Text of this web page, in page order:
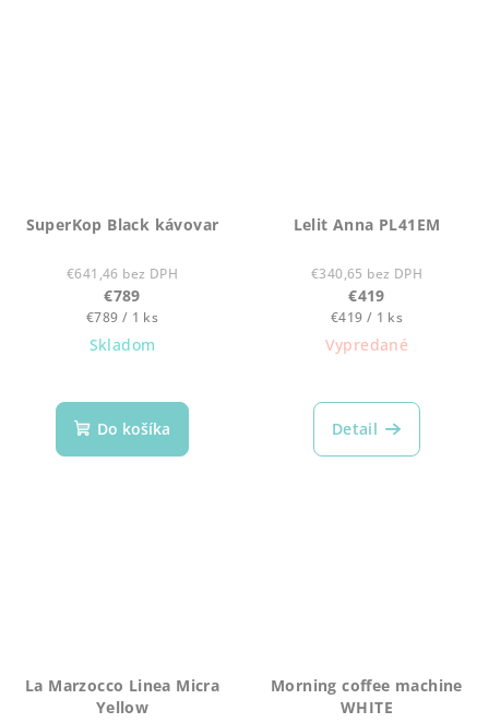
SuperKop Black kávovar
€641,46 bez DPH
€789
Jednotková
cena:
€789 / 1 ks
Skladom
Do košíka
Lelit Anna PL41EM
€340,65 bez DPH
€419
Jednotková
cena:
€419 / 1 ks
Vypredané
hodnotenie
produktu
Detail
La Marzocco Linea Micra
Yellow
Morning coffee machine
WHITE